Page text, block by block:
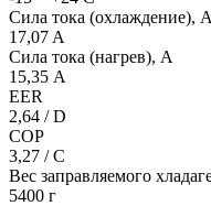
Сила тока (охлаждение), А
17,07 A
Сила тока (нагрев), А
15,35 А
EER
2,64 / D
COP
3,27 / C
Вес заправляемого
5400 г